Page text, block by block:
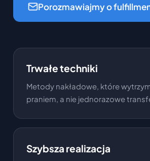
Porozmawiajmy o
Trwałe techniki
Metody nakładowe, które
praniem, a nie jednorazowe
Szybsza realizacja